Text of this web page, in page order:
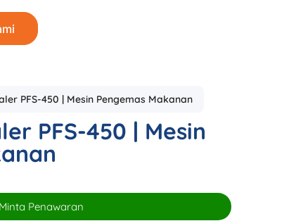
PFS-450 | Mesin Pengemas Makanan
PFS-450 | Mesin
Minta Penawaran